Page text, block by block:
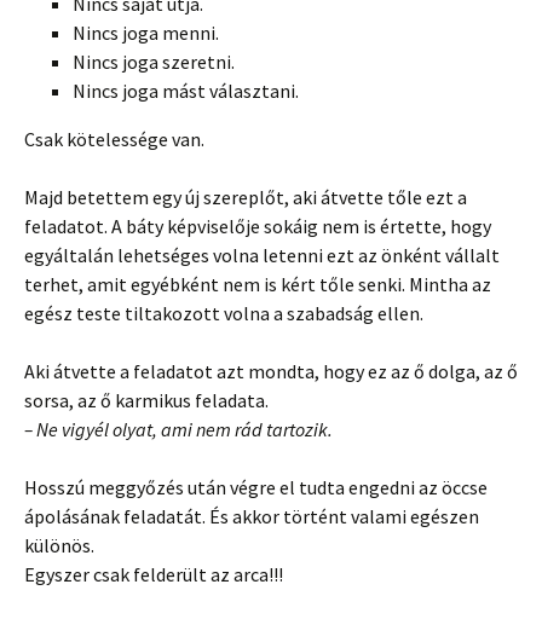
Nincs joga menni.
Nincs joga szeretni.
Nincs joga mást választani.
Csak kötelessége van.
Majd betettem egy új szereplőt, aki átvette tőle ezt a
feladatot. A báty képviselője sokáig nem is értette, hogy
egyáltalán lehetséges volna letenni ezt az önként vállalt
terhet, amit egyébként nem is kért tőle senki. Mintha az
egész teste tiltakozott volna a szabadság ellen.
Aki átvette a feladatot azt mondta, hogy ez az ő dolga, az ő
sorsa, az ő karmikus feladata.
– Ne vigyél olyat, ami nem rád tartozik.
Hosszú meggyőzés után végre el tudta engedni az öccse
ápolásának feladatát. És akkor történt valami egészen
különös.
Egyszer csak felderült az arca!!!